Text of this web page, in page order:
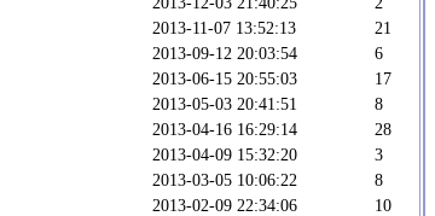
2013-11-07 13:52:13
21
2013-09-12 20:03:54
6
2013-06-15 20:55:03
17
2013-05-03 20:41:51
8
2013-04-16 16:29:14
28
2013-04-09 15:32:20
3
2013-03-05 10:06:22
8
2013-02-09 22:34:06
10